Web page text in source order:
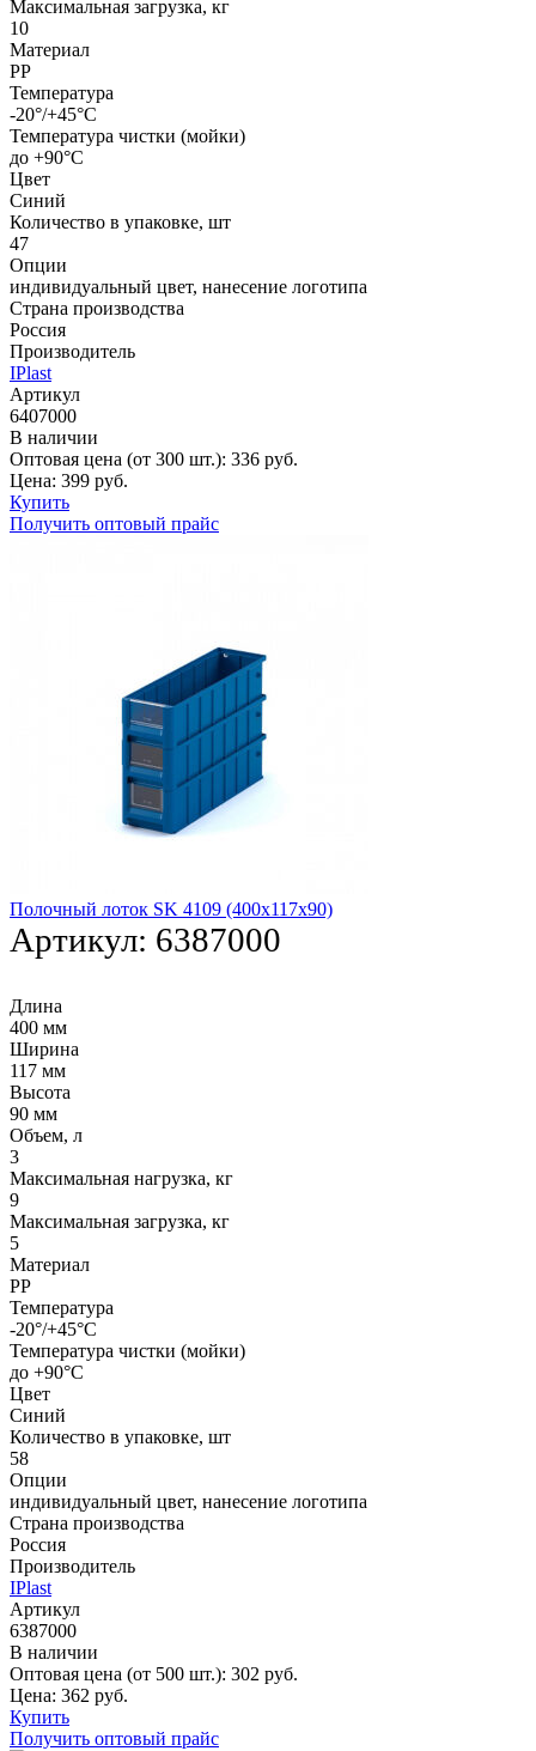
Максимальная загрузка, кг
10
Материал
PP
Температура
-20°/+45°С
Температура чистки (мойки)
до +90°C
Цвет
Синий
Количество в упаковке, шт
47
Опции
индивидуальный цвет, нанесение логотипа
Страна производства
Россия
Производитель
IPlast
Артикул
6407000
В наличии
Оптовая цена (от 300 шт.): 336 руб.
Цена: 399 руб.
Купить
Получить оптовый прайс
Полочный лоток SK 4109 (400х117х90)
Артикул: 6387000
Длина
400 мм
Ширина
117 мм
Высота
90 мм
Объем, л
3
Максимальная нагрузка, кг
9
Максимальная загрузка, кг
5
Материал
PP
Температура
-20°/+45°С
Температура чистки (мойки)
до +90°C
Цвет
Синий
Количество в упаковке, шт
58
Опции
индивидуальный цвет, нанесение логотипа
Страна производства
Россия
Производитель
IPlast
Артикул
6387000
В наличии
Оптовая цена (от 500 шт.): 302 руб.
Цена: 362 руб.
Купить
Получить оптовый прайс